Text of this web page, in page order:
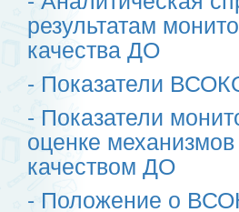
результатам
качества ДО
- Показатели
- Показатели
оценке
качеством ДО
- Положение о